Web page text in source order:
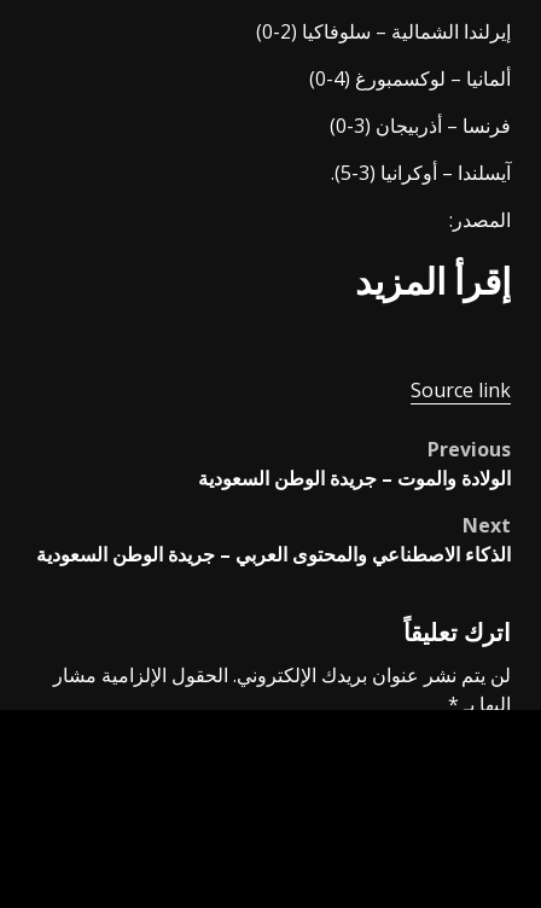
إيرلندا الشمالية – سلوفاكيا (2-0)
ألمانيا – لوكسمبورغ (4-0)
فرنسا – أذربيجان (3-0)
آيسلندا – أوكرانيا (3-5).
المصدر:
إقرأ المزيد
Source link
Post
navigation
Previous
الولادة والموت – جريدة الوطن السعودية
Next
الذكاء الاصطناعي والمحتوى العربي – جريدة الوطن السعودية
اترك تعليقاً
لن يتم نشر عنوان بريدك الإلكتروني. الحقول الإلزامية مشار
إليها بـ*